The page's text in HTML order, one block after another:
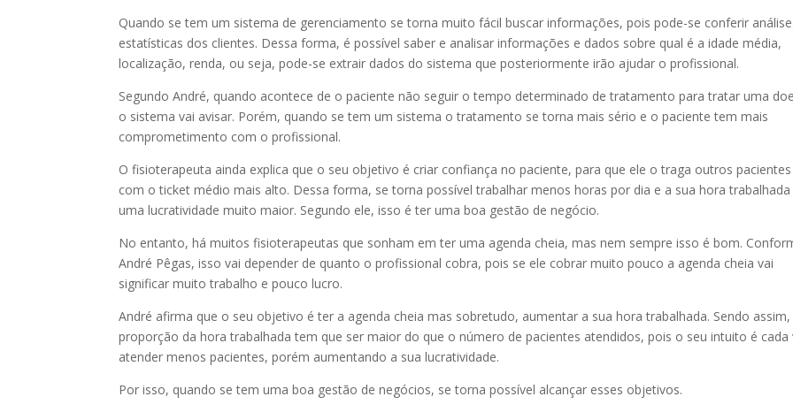
Quando se tem um sistema de gerenciamento se torna muito fácil buscar informações, pois pode-se conferir
estatísticas dos clientes. Dessa forma, é possível saber e analisar informações e dados sobre qual é a idade média,
localização, renda, ou seja, pode-se extrair dados do sistema que posteriormente irão ajudar o profissional.
Segundo André, quando acontece de o paciente não seguir o tempo determinado de tratamento para tratar uma
o sistema vai avisar. Porém, quando se tem um sistema o tratamento se torna mais sério e o paciente tem mais
comprometimento com o profissional.
O fisioterapeuta ainda explica que o seu objetivo é criar confiança no paciente, para que ele o traga outros pacientes
com o ticket médio mais alto. Dessa forma, se torna possível trabalhar menos horas por dia e a sua hora
uma lucratividade muito maior. Segundo ele, isso é ter uma boa gestão de negócio.
No entanto, há muitos fisioterapeutas que sonham em ter uma agenda cheia, mas nem sempre isso é bom.
André Pêgas, isso vai depender de quanto o profissional cobra, pois se ele cobrar muito pouco a agenda cheia vai
significar muito trabalho e pouco lucro.
André afirma que o seu objetivo é ter a agenda cheia mas sobretudo, aumentar a sua hora trabalhada. Sendo
proporção da hora trabalhada tem que ser maior do que o número de pacientes atendidos, pois o seu intuito é cada
atender menos pacientes, porém aumentando a sua lucratividade.
Por isso, quando se tem uma boa gestão de negócios, se torna possível alcançar esses objetivos.